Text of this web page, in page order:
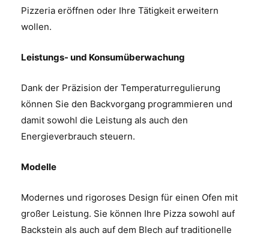
Pizzeria eröffnen oder Ihre Tätigkeit erweitern
wollen.
Leistungs- und Konsumüberwachung
Dank der Präzision der Temperaturregulierung
können Sie den Backvorgang programmieren und
damit sowohl die Leistung als auch den
Energieverbrauch steuern.
Modelle
Modernes und rigoroses Design für einen Ofen mit
großer Leistung. Sie können Ihre Pizza sowohl auf
Backstein als auch auf dem Blech auf traditionelle